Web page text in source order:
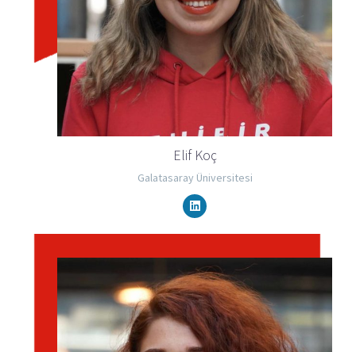
Elif Koç
Galatasaray Üniversitesi